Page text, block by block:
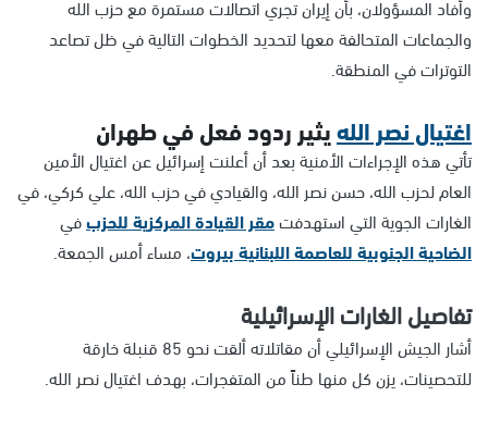
وأفاد المسؤولان، بأن إيران تجري اتصالات مستمرة مع حزب الله
والجماعات المتحالفة معها لتحديد الخطوات التالية في ظل تصاعد
التوترات في المنطقة.
اغتيال نصر اللهيثير ردود فعل في طهران
تأتي هذه الإجراءات الأمنية بعد أن أعلنت إسرائيل عن اغتيال الأمين
العام لحزب الله، حسن نصر الله، والقيادي في حزب الله، علي كركي، في
الغارات الجوية التي استهدفتمقر القيادة المركزية للحزبفي
الضاحية الجنوبية للعاصمة اللبنانية بيروت، مساء أمس الجمعة.
تفاصيل الغارات الإسرائيلية
أشار الجيش الإسرائيلي أن مقاتلاته ألقت نحو 85 قنبلة خارقة
للتحصينات، يزن كل منها طناً من المتفجرات، بهدف اغتيال نصر الله.